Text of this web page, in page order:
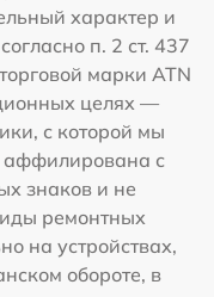
характер и
п. 2 ст. 437
марки ATN
целях —
с которой мы
аффилирована с
знаков и не
ремонтных
на устройствах,
обороте, в